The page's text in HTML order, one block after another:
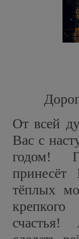
От всей
Вас с
годом!
тёплых